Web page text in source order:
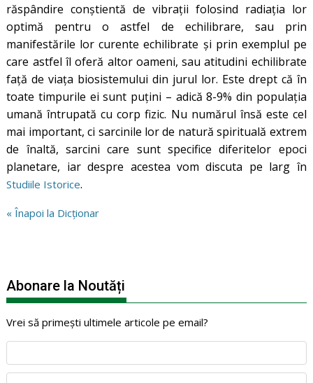
răspândire conștientă de vibrații folosind radiația lor
optimă pentru o astfel de echilibrare, sau prin
manifestările lor curente echilibrate și prin exemplul pe
care astfel îl oferă altor oameni, sau atitudini echilibrate
față de viața biosistemului din jurul lor. Este drept că în
toate timpurile ei sunt puțini – adică 8-9% din populația
umană întrupată cu corp fizic. Nu numărul însă este cel
mai important, ci sarcinile lor de natură spirituală extrem
de înaltă, sarcini care sunt specifice diferitelor epoci
planetare, iar despre acestea vom discuta pe larg în
Studiile Istorice.
« Înapoi la Dicționar
Abonare la Noutăți
Vrei să primești ultimele articole pe email?